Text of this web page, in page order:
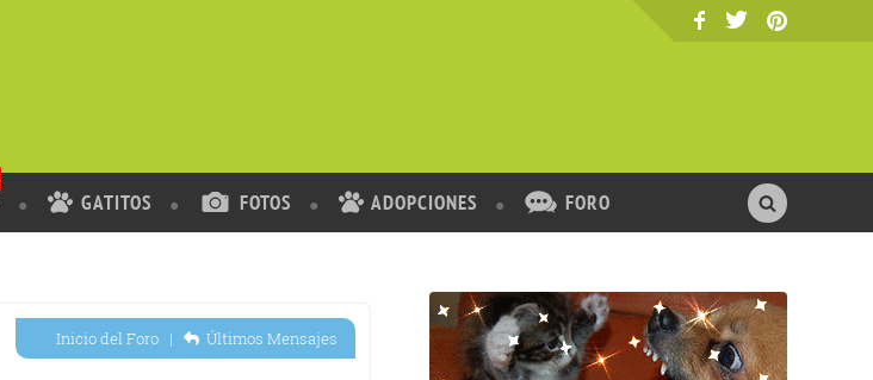
GATITOS FOTOS ADOPCIONES FORO
Inicio del Foro| Últimos Mensajes